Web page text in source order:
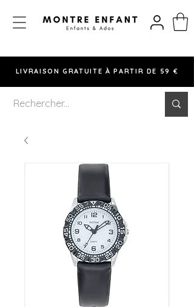
LIVRAISON GRATUITE À PARTIR DE 59 €